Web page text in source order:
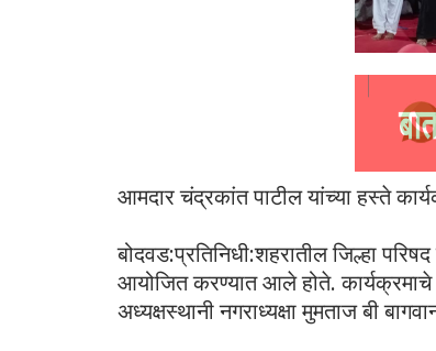
आमदार चंद्रकांत पाटील यांच्या हस्ते
बोदवड:प्रतिनिधी:शहरातील जिल्हा
आयोजित करण्यात आले होते.
अध्यक्षस्थानी नगराध्यक्षा मुमताज बी